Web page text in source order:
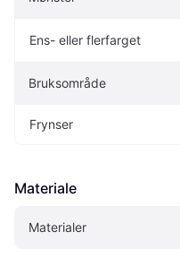
Ens- eller flerfarget
Bruksområde
Frynser
Materiale
Materialer